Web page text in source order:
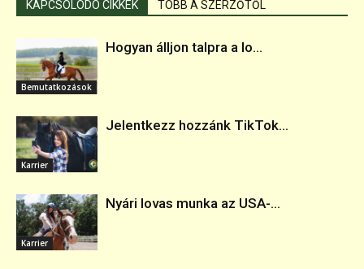
KAPCSOLÓDÓ CIKKEK TÖBB A SZERZŐTŐL
Bemutatkozások
Hogyan álljon talpra a lo...
Karrier
Jelentkezz hozzánk TikTok...
Karrier
Nyári lovas munka az USA-...